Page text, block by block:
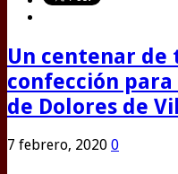
Un centenar de
confección
de Dolores de
7 febrero, 2020 0